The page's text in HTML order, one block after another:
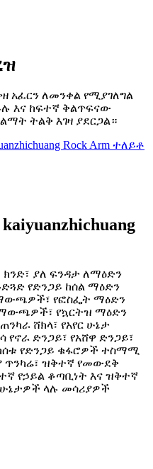
አፈርን ለመንቀል የሚያገለግል
እና ከፍተኛ ቅልጥፍናው
ትልቅ እገዛ ያደርጋል።
ክንድ፣ ያለ ፍንዳታ ለማዕድን
የድንጋይ ከሰል ማዕድን
የፎስፌት ማዕድን
የኳርትዝ ማዕድን
ሸክላ፣ የአየር ሁኔታ
የኖራ ድንጋይ፣ የአሸዋ ድንጋይ፣
የድንጋይ ቁፋሮዎች ተስማሚ
ጥንካሬ፣ ዝቅተኛ የመውደቅ
የኃይል ቆጣቢነት እና ዝቅተኛ
ላሉ መሳሪያዎች